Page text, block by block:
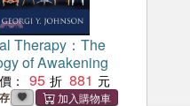
Therapy：The
of Awakening
： 95 881